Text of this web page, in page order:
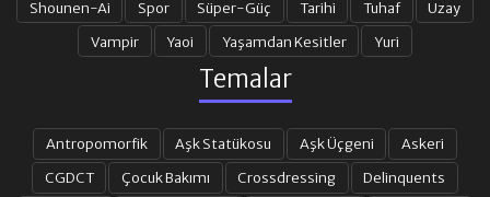
Shounen-Ai Spor Süper-Güç Tarihi Tuhaf
Uzay
Vampir
Yaoi Yaşamdan Kesitler Yuri
Temalar
Antropomorfik Aşk Statükosu Aşk Üçgeni
Askeri
CGDCT
Çocuk Bakımı Crossdressing
Delinquents